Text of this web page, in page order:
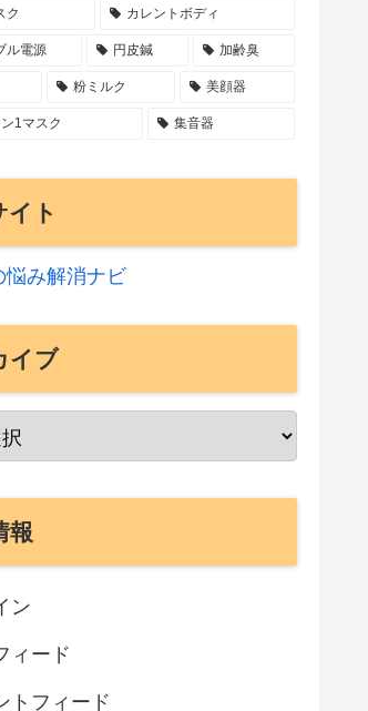
ク カレントボディ
ル電源 円皮鍼 加齢臭
粉ミルク 美顔器
1マスク 集音器
イト
悩み解消ナビ
イブ
報
ン
ィード
トフィード